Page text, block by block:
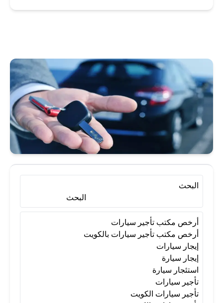
أرخص مكتب تأجير سيارات بالكويت
إيجار سيارات إيجار سيارة
استئجار سيارة تأجير سيارات
تأجير سيارات الكويت
تأجير سيارات شهري
تأجير سيارات في الكويت
تأجير سيارات يومي
البحث
البحث
أرخص مكتب تأجير سيارات
أرخص مكتب تأجير سيارات بالكويت
إيجار سيارات
إيجار سيارة
استئجار سيارة
تأجير سيارات
تأجير سيارات الكويت